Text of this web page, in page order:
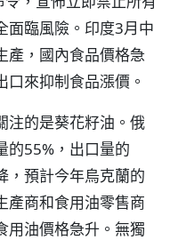
面臨風險。印度3月中
產，國內食品價格急
來抑制食品漲價。
注的是葵花籽油。俄
的55%，出口量的
，預計今年烏克蘭的
產商和食用油零售商
用油價格急升。無獨